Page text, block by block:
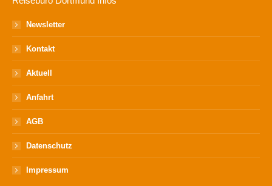
Newsletter
Kontakt
Aktuell
Anfahrt
AGB
Datenschutz
Impressum